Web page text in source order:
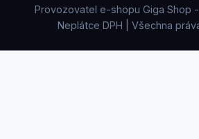
Provozovatel e-shopu Giga Shop -
Neplátce DPH | Všechna